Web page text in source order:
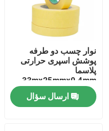
محصولات
درباره ما
تور کارخانه
کنترل کیفیت
نوار چسب دو طرفه
پوشش اسپری حرارتی
پلاسما
33mx25mmx0.4mm
ارسال سؤال